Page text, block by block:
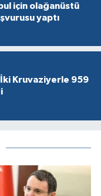
için olağanüstü
yaptı
İki Kruvaziyerle 959